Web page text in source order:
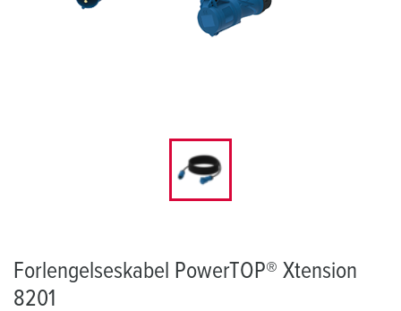
Forlengelseskabel PowerTOP® Xtension
8201